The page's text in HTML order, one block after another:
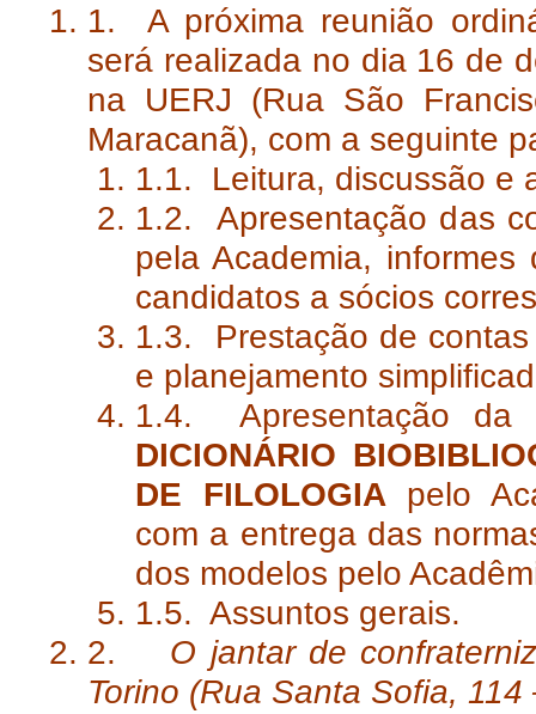
1. A próxima reunião
será realizada no dia 16 de
na UERJ (Rua São
Maracanã), com a seguinte
1.1. Leitura, discussão e
1.2. Apresentação das
pela Academia,
candidatos a sócios
1.3. Prestação de
e planejamento
1.4. Apresentação
DICIONÁRIO
DE FILOLOGIA pelo
com a entrega das
dos modelos pelo
1.5. Assuntos gerais.
2. O jantar de
Torino (Rua Santa Sofia,